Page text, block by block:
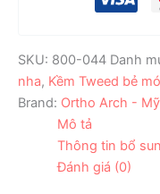
SKU: 800-044 Danh
nha, Kềm Tweed bẻ
Brand: Ortho Arch - Mỹ
Mô tả
Thông tin bổ
Đánh giá (0)